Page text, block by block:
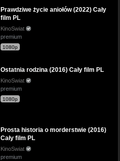
Prawdziwe życie aniołów (2022) Cały
film PL
KinoSwiat
premium
1080p
Ostatnia rodzina (2016) Cały film PL
KinoSwiat
premium
1080p
Prosta historia o morderstwie (2016)
Cały film PL
KinoSwiat
premium